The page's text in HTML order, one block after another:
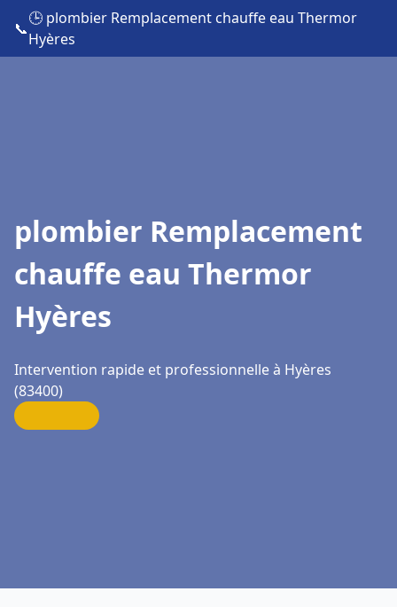
📞
🕒 plombier Remplacement chauffe eau Thermor
Hyères
plombier Remplacement
chauffe eau Thermor
Hyères
Intervention rapide et professionnelle à Hyères
(83400)